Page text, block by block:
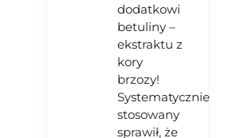
dodatkowi
betuliny –
ekstraktu z
kory
brzozy!
Systematycznie
stosowany
sprawił, że